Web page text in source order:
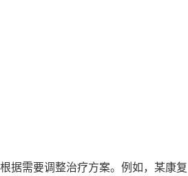
据需要调整治疗方案。例如，某康复